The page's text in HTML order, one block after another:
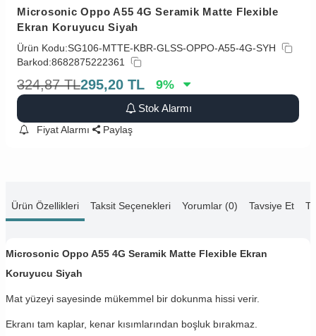
Microsonic Oppo A55 4G Seramik Matte Flexible
Ekran Koruyucu Siyah
Ürün Kodu:SG106-MTTE-KBR-GLSS-OPPO-A55-4G-SYH
Barkod:8682875222361
324,87 TL295,20 TL 9%
Stok Alarmı
Fiyat Alarmı Paylaş
Ürün Özellikleri Taksit Seçenekleri Yorumlar (0) Tavsiye Et
Microsonic Oppo A55 4G Seramik Matte Flexible Ekran
Koruyucu Siyah
Mat yüzeyi sayesinde mükemmel bir dokunma hissi verir.
Ekranı tam kaplar, kenar kısımlarından boşluk bırakmaz.